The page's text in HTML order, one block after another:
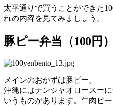
太平通りで買うことができた
れの内容を見てみましょう。
豚ピー弁当（100円）
メインのおかずは豚ピー。
沖縄にはチンジャオロースー
いうものがあります。牛肉ピ